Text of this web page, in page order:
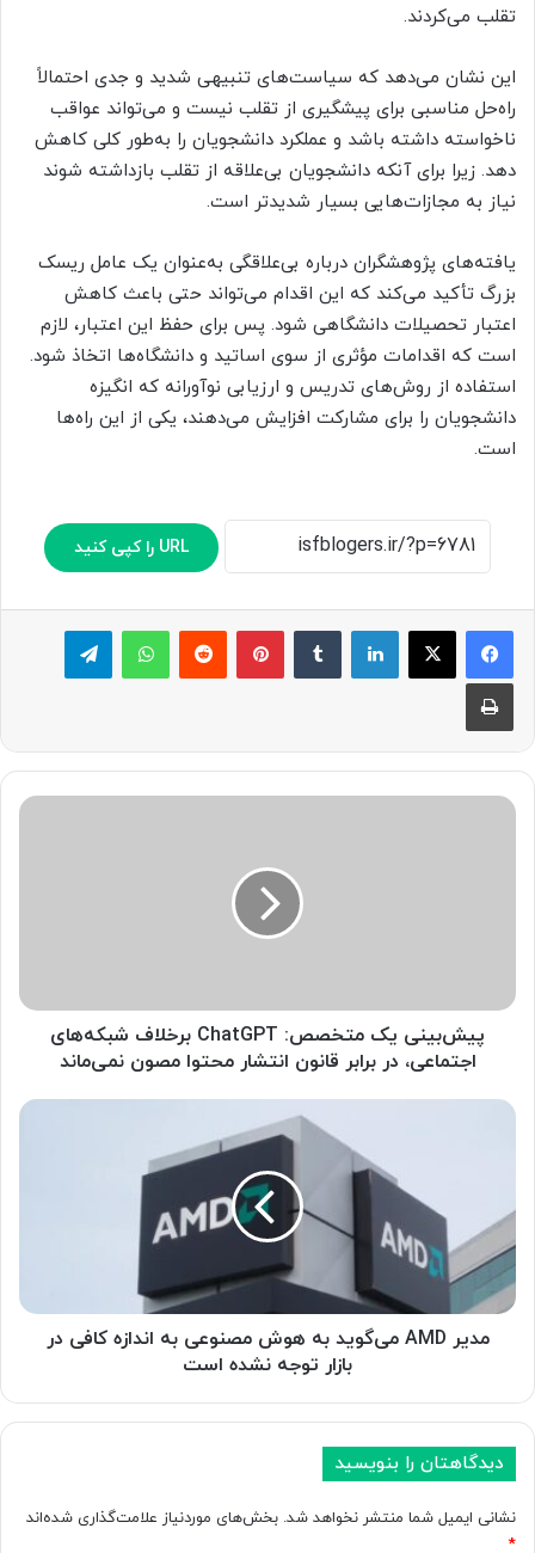
تقلب می‌کردند.
این نشان می‌دهد که سیاست‌های تنبیهی شدید و جدی احتمالاً
راه‌حل مناسبی برای پیشگیری از تقلب نیست و می‌تواند عواقب
ناخواسته داشته باشد و عملکرد دانشجویان را به‌طور کلی کاهش
دهد. زیرا برای آنکه دانشجویان بی‌علاقه از تقلب بازداشته شوند
نیاز به مجازات‌هایی بسیار شدیدتر است.
یافته‌های پژوهشگران درباره بی‌علاقگی به‌عنوان یک عامل ریسک
بزرگ تأکید می‌کند که این اقدام می‌تواند حتی باعث کاهش
اعتبار تحصیلات دانشگاهی شود. پس برای حفظ این اعتبار، لازم
است که اقدامات مؤثری از سوی اساتید و دانشگاه‌ها اتخاذ شود.
استفاده از روش‌های تدریس و ارزیابی نوآورانه که انگیزه
دانشجویان را برای مشارکت افزایش می‌دهند، یکی از این راه‌ها
است.
URL را کپی کنید
لینکدین پینترست ‫رددیت واتس آپ
چاپ
پ
ک
ص
h
G
P
خ
ف
ش
ب
پیش‌بینی یک متخصص: ChatGPT برخلاف شبکه‌های
اجتماعی، در برابر قانون انتشار محتوا مصون نمی‌ماند
م
A
D
م
ی‌
ه
و
ش
مدیر AMD می‌گوید به هوش مصنوعی به اندازه کافی در
بازار توجه نشده است
دیدگاهتان را بنویسید
نشانی ایمیل شما منتشر نخواهد شد. بخش‌های موردنیاز علامت‌گذاری شده‌اند
*